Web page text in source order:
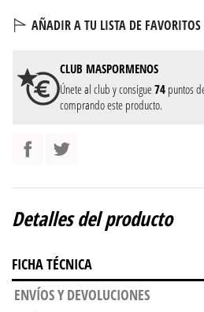
AÑADIR A TU LISTA DE
CLUB MASPORMENOS
Únete al club y consigue74 puntos
comprando este producto.
Detalles del producto
FICHA TÉCNICA
ENVÍOS Y DEVOLUCIONES